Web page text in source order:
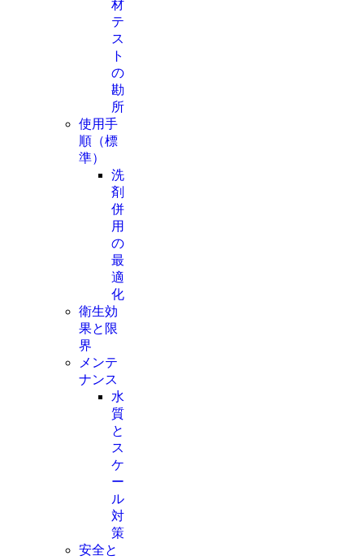
材
テ
ス
ト
の
勘
所
使用手
順（標
準）
洗
剤
併
用
の
最
適
化
衛生効
果と限
界
メンテ
ナンス
水
質
と
ス
ケ
ー
ル
対
策
安全と